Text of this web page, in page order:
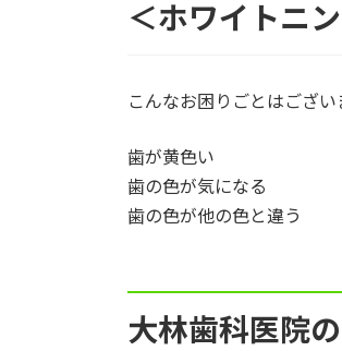
＜ホワイトニ
こんなお困りごとはござい
歯が黄色い
歯の色が気になる
歯の色が他の色と違う
大林歯科医院